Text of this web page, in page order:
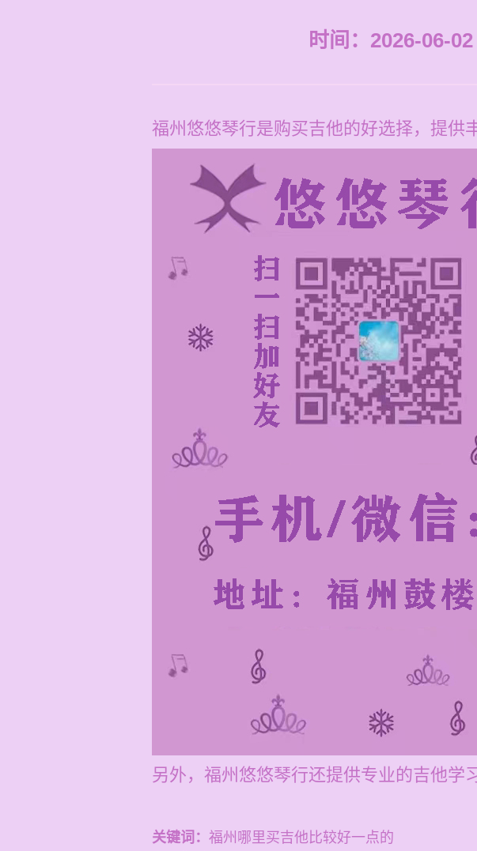
时间：2026-06-
福州悠悠琴行是购买吉他的好选择，提供
另外，福州悠悠琴行还提供专业的吉他学
关键词： 福州哪里买吉他比较好一点的